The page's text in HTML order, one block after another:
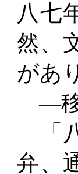
八七
然、
があ
―移
「
弁、